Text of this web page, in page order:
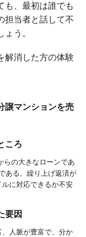
も、最初は誰でも
担当者と話して不
う。
解消した方の体験
譲マンションを売
ころ
らの大きなローンであ
ある。繰り上げ返済が
に対応できるか不安
要因
人脈が豊富で、分か